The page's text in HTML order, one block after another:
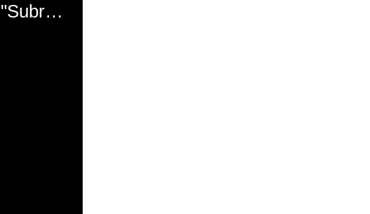
El mal momento de Yanina Gasañol con un hincha argentino en "Subrayado"